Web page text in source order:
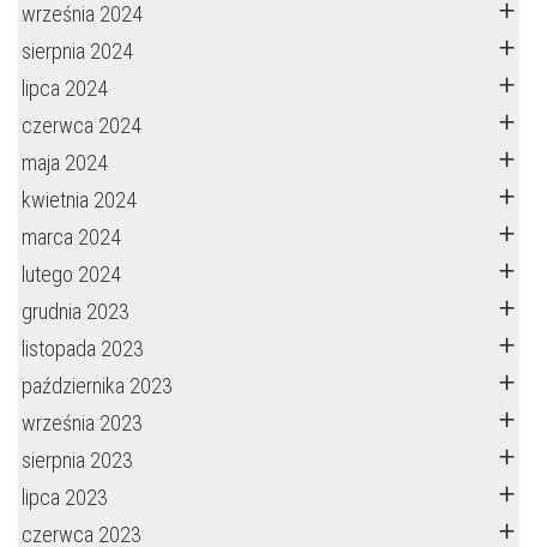
września 2024
sierpnia 2024
lipca 2024
czerwca 2024
maja 2024
kwietnia 2024
marca 2024
lutego 2024
grudnia 2023
listopada 2023
października 2023
września 2023
sierpnia 2023
lipca 2023
czerwca 2023